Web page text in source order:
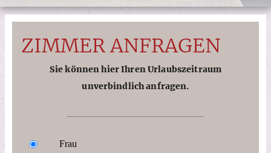
ZIMMER ANFRAGEN
Sie können hier Ihren Urlaubszeitraum
unverbindlich anfragen.
Frau